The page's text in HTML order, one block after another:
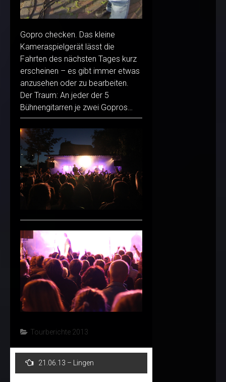
Gopro checken. Das kleine
Kameraspielgerät lässt die
Fahrten des nächsten Tages kurz
erscheinen – es gibt immer etwas
anzusehen oder zu bearbeiten.
Der Traum: An jeder der 5
Bühnengitarren je zwei Gopros…
Tourberichte 2013
Post
navigation
21.06.13 – Lingen